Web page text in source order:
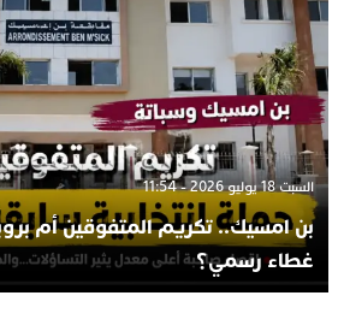
السبت 18 يوليو 2026 - 11:54
بن امسيك.. تكريم المتفوقين أم
غطاء رسمي؟